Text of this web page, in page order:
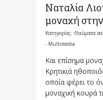
Ναταλία
μοναχή
Κατηγορίες: Θαύματα
- Multimedia
Kαι επίσημα
Κρητικιά
οποία φέρει το
μοναχική κουρά